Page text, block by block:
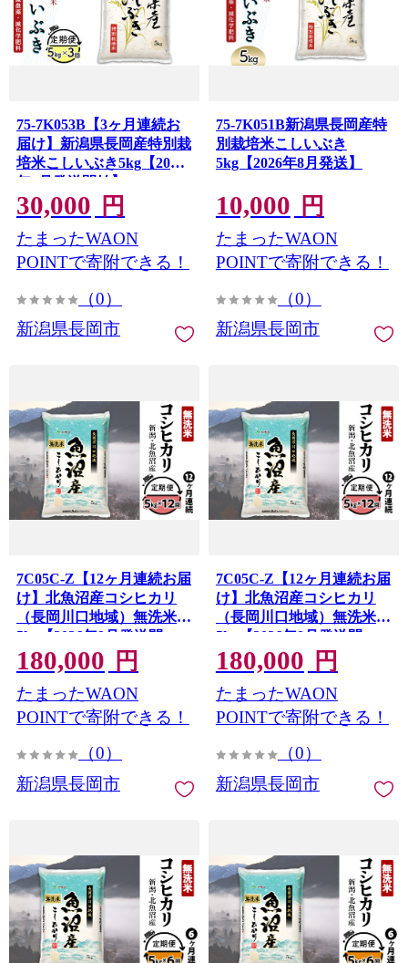
75-7K053B【3ヶ月連続お
届け】新潟県長岡産特別栽
培米こしいぶき5kg【2026
年8月発送開始】
30,000 円
たまったWAON
POINTで寄附できる！
（0）
新潟県長岡市
75-7K051B新潟県長岡産特
別栽培米こしいぶき
5kg【2026年8月発送】
10,000 円
たまったWAON
POINTで寄附できる！
（0）
新潟県長岡市
7C05C-Z【12ヶ月連続お届
け】北魚沼産コシヒカリ
（長岡川口地域）無洗米
5kg【2026年9月発送開
始】
180,000 円
たまったWAON
POINTで寄附できる！
（0）
新潟県長岡市
7C05C-Z【12ヶ月連続お届
け】北魚沼産コシヒカリ
（長岡川口地域）無洗米
5kg【2026年8月発送開
始】
180,000 円
たまったWAON
POINTで寄附できる！
（0）
新潟県長岡市